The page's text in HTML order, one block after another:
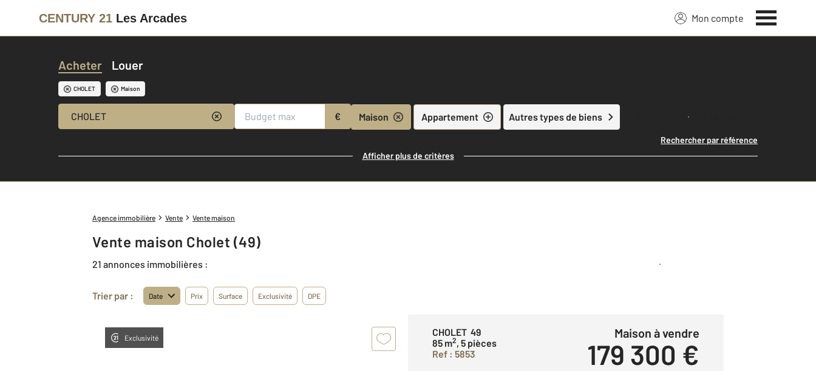
CENTURY 21 Les Arcades Mon compte
Acheter Louer
CHOLET Maison
CHOLET € Maison Appartement Autres types de biens Lancer ma recherche
Rechercher par référence
Afficher plus de critères
Agence immobilière Vente Vente maison
Vente maison Cholet (49)
21 annonces immobilières : Créer une alerte
Trier par : Date Prix Surface Exclusivité DPE
Exclusivité
CHOLET 49
85 m2, 5 pièces
Ref : 5853
Maison à vendre
179 300 €